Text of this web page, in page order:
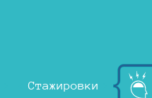
Стажировки